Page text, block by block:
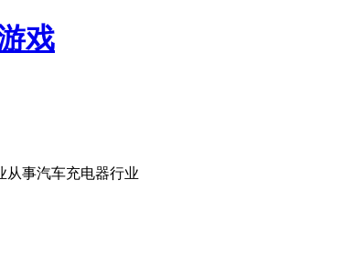
戏
从事汽车充电器行业